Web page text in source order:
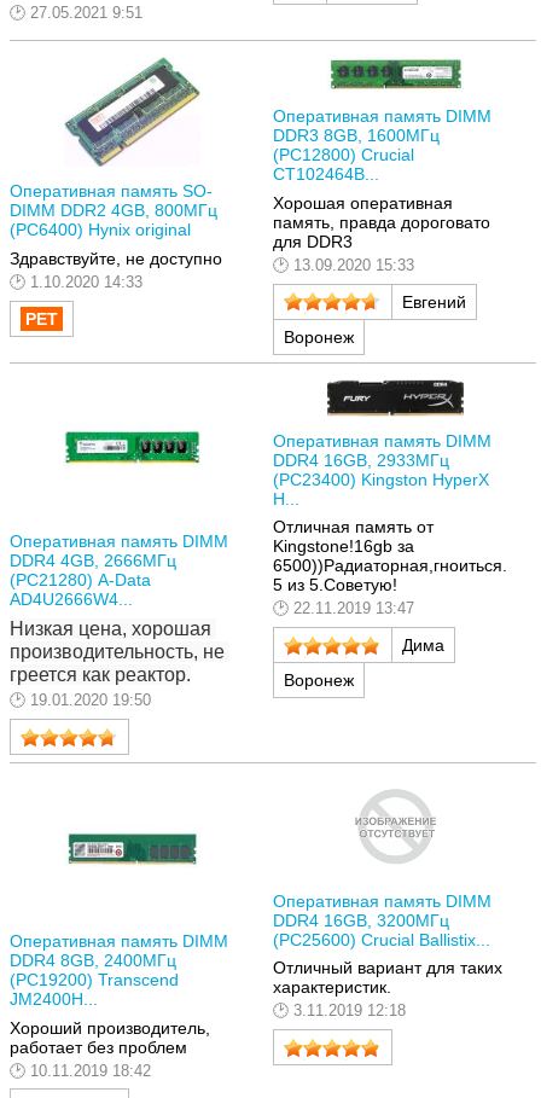
27.05.2021 9:51
Оперативная память SO-
DIMM DDR2 4GB, 800МГц
(PC6400) Hynix original
Здравствуйте, не доступно
1.10.2020 14:33
Оперативная память DIMM
DDR3 8GB, 1600МГц
(PC12800) Crucial
CT102464B...
Хорошая оперативная
память, правда дороговато
для DDR3
13.09.2020 15:33
Евгений
Воронеж
Оперативная память DIMM
DDR4 4GB, 2666МГц
(PC21280) A-Data
AD4U2666W4...
Низкая цена, хорошая
производительность, не
греется как реактор.
19.01.2020 19:50
Оперативная память DIMM
DDR4 16GB, 2933МГц
(PC23400) Kingston HyperX
H...
Отличная память от
Kingstone!16gb за
6500))Радиаторная,гноиться.
5 из 5.Советую!
22.11.2019 13:47
Дима
Воронеж
Оперативная память DIMM
DDR4 8GB, 2400МГц
(PC19200) Transcend
JM2400H...
Хороший производитель,
работает без проблем
10.11.2019 18:42
Оперативная память DIMM
DDR4 16GB, 3200МГц
(PC25600) Crucial Ballistix...
Отличный вариант для таких
характеристик.
3.11.2019 12:18